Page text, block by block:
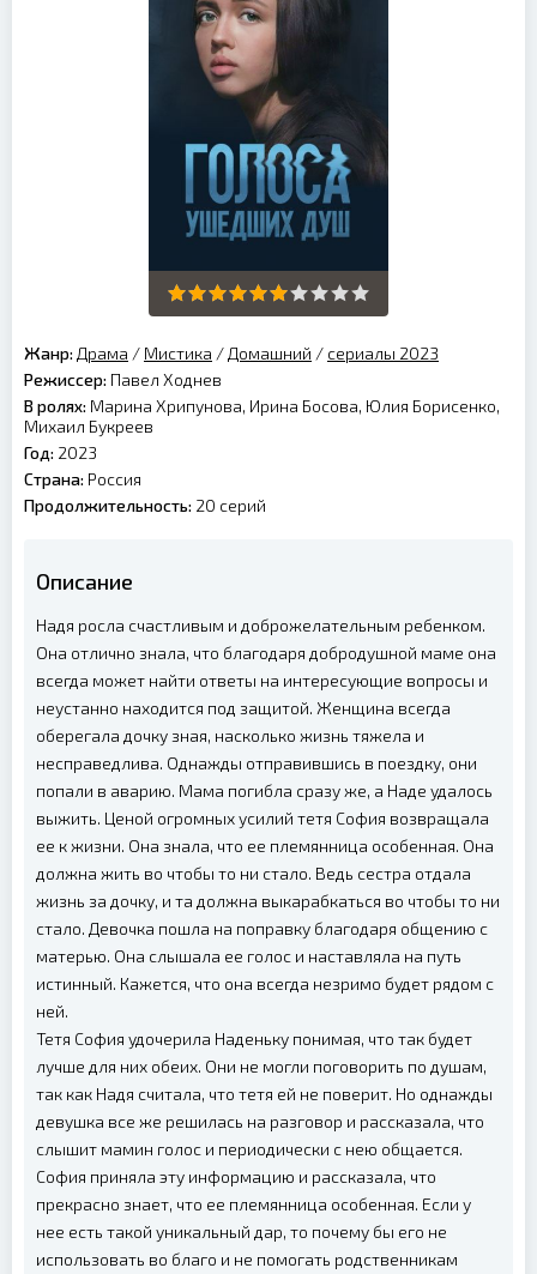
Жанр: Драма / Мистика / Домашний / сериалы 2023
Режиссер: Павел Ходнев
В ролях: Марина Хрипунова, Ирина Босова, Юлия Борисенко,
Михаил Букреев
Год: 2023
Страна: Россия
Продолжительность: 20 серий
Описание
Надя росла счастливым и доброжелательным ребенком.
Она отлично знала, что благодаря добродушной маме она
всегда может найти ответы на интересующие вопросы и
неустанно находится под защитой. Женщина всегда
оберегала дочку зная, насколько жизнь тяжела и
несправедлива. Однажды отправившись в поездку, они
попали в аварию. Мама погибла сразу же, а Наде удалось
выжить. Ценой огромных усилий тетя София возвращала
ее к жизни. Она знала, что ее племянница особенная. Она
должна жить во чтобы то ни стало. Ведь сестра отдала
жизнь за дочку, и та должна выкарабкаться во чтобы то ни
стало. Девочка пошла на поправку благодаря общению с
матерью. Она слышала ее голос и наставляла на путь
истинный. Кажется, что она всегда незримо будет рядом с
ней.
Тетя София удочерила Наденьку понимая, что так будет
лучше для них обеих. Они не могли поговорить по душам,
так как Надя считала, что тетя ей не поверит. Но однажды
девушка все же решилась на разговор и рассказала, что
слышит мамин голос и периодически с нею общается.
София приняла эту информацию и рассказала, что
прекрасно знает, что ее племянница особенная. Если у
нее есть такой уникальный дар, то почему бы его не
использовать во благо и не помогать родственникам